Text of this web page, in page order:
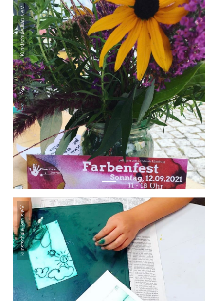
Kunstschule Ikarus e.V.
Kunstschule Ikarus e.V.